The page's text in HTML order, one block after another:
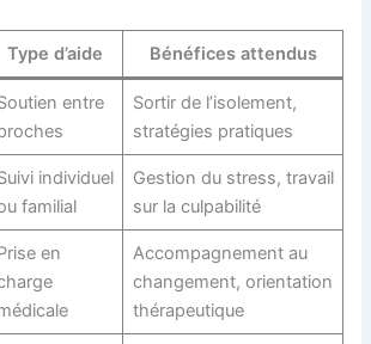
Type d’aide Bénéfices attendus
entre
Sortir de l’isolement,
stratégies pratiques
individuel
familial
Gestion du stress, travail
sur la culpabilité
en
Accompagnement au
changement, orientation
thérapeutique